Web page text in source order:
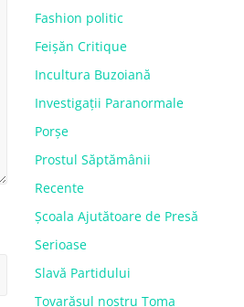
Fashion politic
Feișăn Critique
Incultura Buzoiană
Investigații Paranormale
Porșe
Prostul Săptămânii
Recente
Școala Ajutătoare de Presă
Serioase
Slavă Partidului
Tovarășul nostru Toma